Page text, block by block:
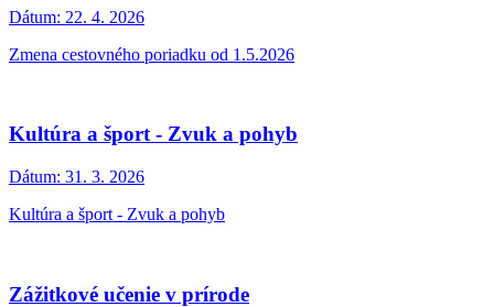
Dátum: 22. 4. 2026
Zmena cestovného poriadku od 1.5.2026
Kultúra a šport - Zvuk a pohyb
Dátum: 31. 3. 2026
Kultúra a šport - Zvuk a pohyb
Zážitkové učenie v prírode